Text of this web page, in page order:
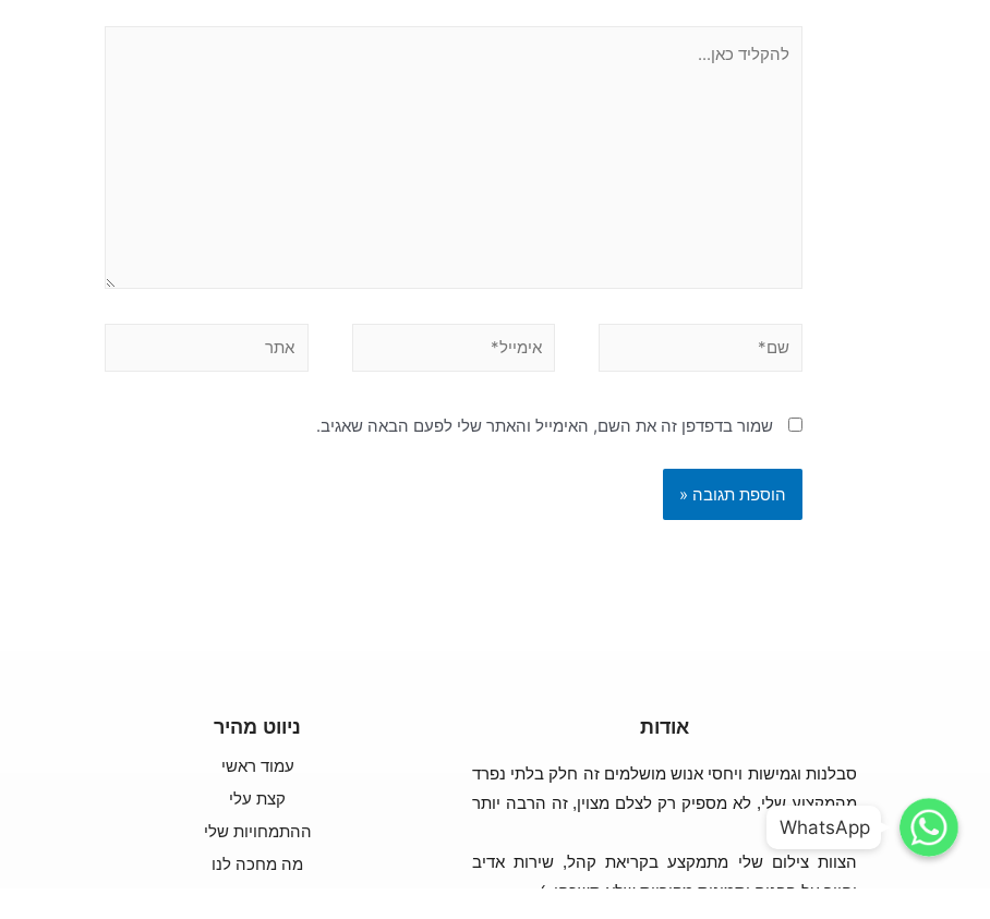
שמור בדפדפן זה את השם, האימייל והאתר שלי לפעם הבאה שאגיב.
אודות
סבלנות וגמישות ויחסי אנוש מושלמים זה חלק בלתי נפרד
מהמקצוע שלי, לא מספיק רק לצלם מצוין, זה הרבה יותר
מזה!
הצוות צילום שלי מתמקצע בקריאת קהל, שירות אדיב
וחיוך על הפנים ותמונות מקוריות שלא תשכחו :)
ניווט מהיר
עמוד ראשי
קצת עלי
ההתמחויות שלי
מה מחכה לנו
WhatsApp
WhatsApp
WhatsApp
WhatsApp